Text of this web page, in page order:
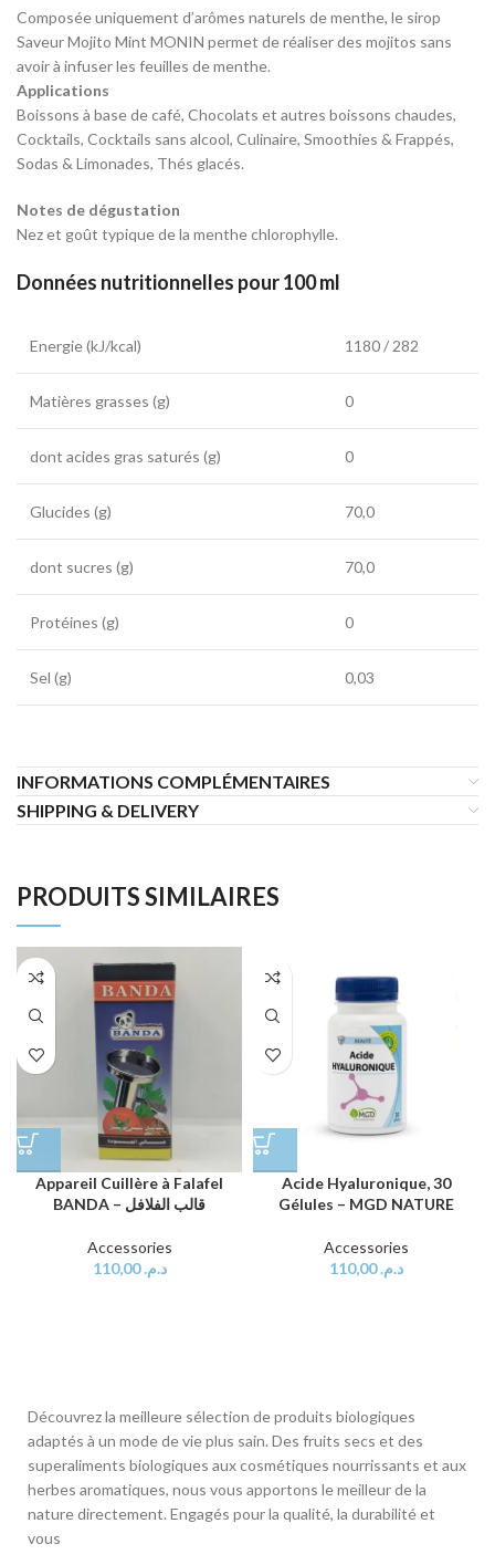
Composée uniquement d’arômes naturels de menthe, le sirop
Saveur Mojito Mint MONIN permet de réaliser des mojitos sans
avoir à infuser les feuilles de menthe.
Applications
Boissons à base de café, Chocolats et autres boissons chaudes,
Cocktails, Cocktails sans alcool, Culinaire, Smoothies & Frappés,
Sodas & Limonades, Thés glacés.
Notes de dégustation
Nez et goût typique de la menthe chlorophylle.
Données nutritionnelles pour 100 ml
Energie (kJ/kcal) 1180 / 282
Matières grasses (g) 0
dont acides gras saturés (g) 0
Glucides (g) 70,0
dont sucres (g) 70,0
Protéines (g) 0
Sel (g) 0,03
INFORMATIONS COMPLÉMENTAIRES
SHIPPING & DELIVERY
PRODUITS SIMILAIRES
Appareil Cuillère à Falafel
BANDA – قالب الفلافل
Accessories
د.م.110,00
Acide Hyaluronique, 30
Gélules – MGD NATURE
Accessories
د.م.110,00
Découvrez la meilleure sélection de produits biologiques
adaptés à un mode de vie plus sain. Des fruits secs et des
superaliments biologiques aux cosmétiques nourrissants et aux
herbes aromatiques, nous vous apportons le meilleur de la
nature directement. Engagés pour la qualité, la durabilité et
vous